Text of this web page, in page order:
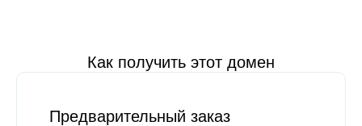
Как получить этот домен
Предварительный заказ